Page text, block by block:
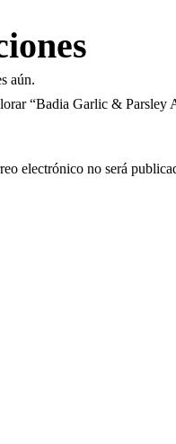
aún.
“Badia Garlic & Parsley
electrónico no será